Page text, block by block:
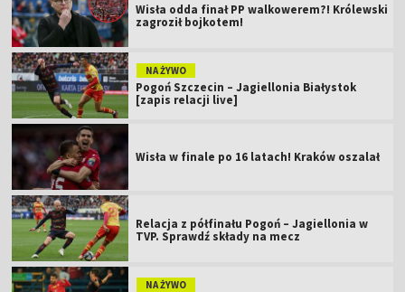
Wisła odda finał PP walkowerem?! Królewski
zagroził bojkotem!
NA ŻYWO
Pogoń Szczecin – Jagiellonia Białystok
[zapis relacji live]
Wisła w finale po 16 latach! Kraków oszalał
Relacja z półfinału Pogoń – Jagiellonia w
TVP. Sprawdź składy na mecz
NA ŻYWO